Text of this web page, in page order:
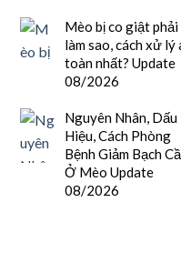
Mèo bị co giật phải
làm sao, cách xử lý
toàn nhất? Update
08/2026
Nguyên Nhân, Dấu
Hiệu, Cách Phòng
Bệnh Giảm Bạch
Ở Mèo Update
08/2026